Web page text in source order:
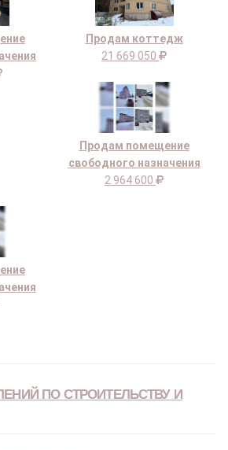
Продам коттедж
21 669 050
Продам помещение
свободного назначения
2 964 600
ПО СТРОИТЕЛЬСТВУ И